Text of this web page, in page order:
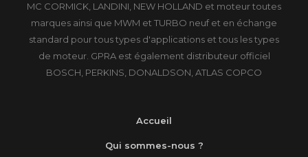
MC CORMICK, LANDINI, NEW HOLLAND et moteur toutes
marques ainsi que MWM et TURBO neuf et en échange
standard pour tous types d'applications et tous les types
de moteur. GPRA est également distributeur officiel
BOSCH, PERKINS, DONALDSON, ATLAS COPCO
Accueil
Qui sommes-nous ?